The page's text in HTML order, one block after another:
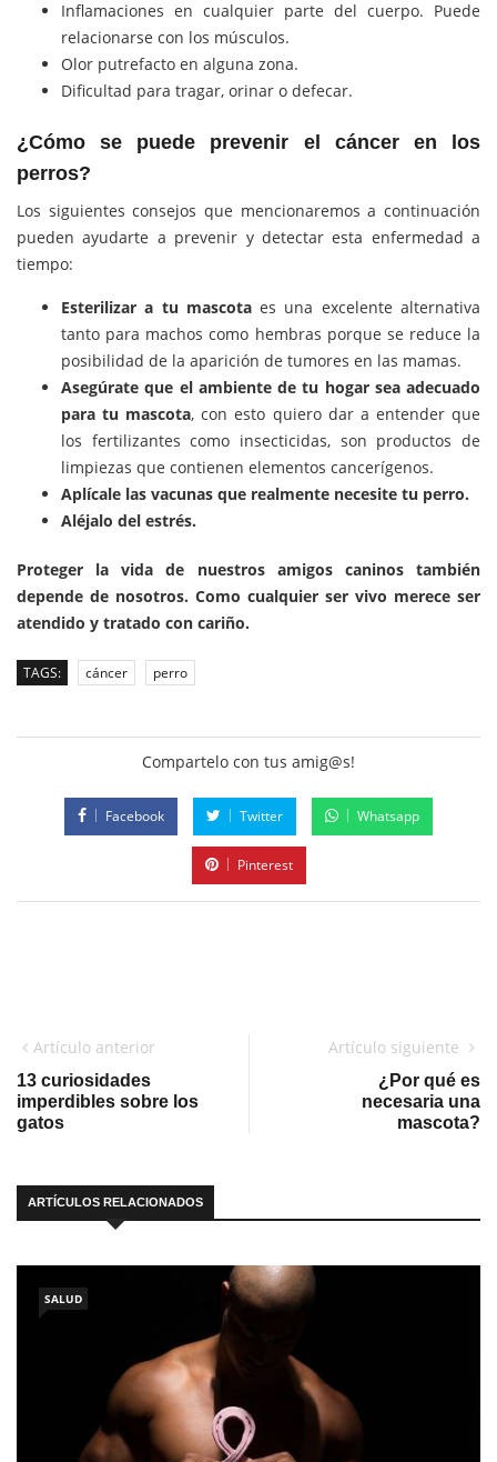
Inflamaciones en cualquier parte del cuerpo. Puede
relacionarse con los músculos.
Olor putrefacto en alguna zona.
Dificultad para tragar, orinar o defecar.
¿Cómo se puede prevenir el cáncer en los
perros?
Los siguientes consejos que mencionaremos a continuación
pueden ayudarte a prevenir y detectar esta enfermedad a
tiempo:
Esterilizar a tu mascotaes una excelente alternativa
tanto para machos como hembras porque se reduce la
posibilidad de la aparición de tumores en las mamas.
Asegúrate que el ambiente de tu hogar sea adecuado
para tu mascota, con esto quiero dar a entender que
los fertilizantes como insecticidas, son productos de
limpiezas que contienen elementos cancerígenos.
Aplícale las vacunas que realmente necesite tu perro.
Aléjalo del estrés.
Proteger la vida de nuestros amigos caninos también
depende de nosotros. Como cualquier ser vivo merece ser
atendido y tratado con cariño.
TAGS: cáncer perro
Compartelo con tus amig@s!
Facebook Twitter Whatsapp
Pinterest
Artículo anterior
13 curiosidades
imperdibles sobre los
gatos
Artículo siguiente
¿Por qué es
necesaria una
mascota?
ARTÍCULOS RELACIONADOS
SALUD